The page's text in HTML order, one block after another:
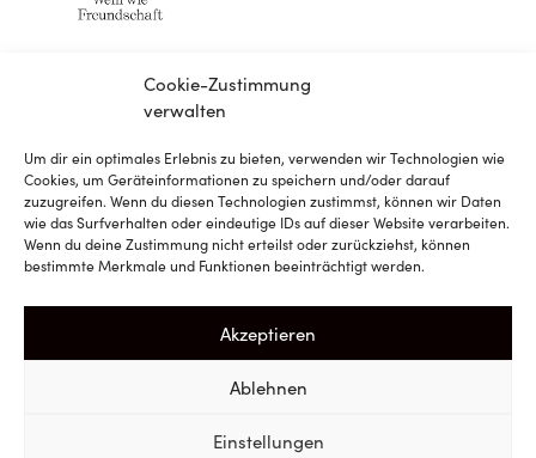
Cookie-Zustimmung
verwalten
Um dir ein optimales Erlebnis zu bieten, verwenden wir Technologien wie
Cookies, um Geräteinformationen zu speichern und/oder darauf
zuzugreifen. Wenn du diesen Technologien zustimmst, können wir Daten
wie das Surfverhalten oder eindeutige IDs auf dieser Website verarbeiten.
Wenn du deine Zustimmung nicht erteilst oder zurückziehst, können
bestimmte Merkmale und Funktionen beeinträchtigt werden.
Akzeptieren
Ablehnen
Einstellungen
Instagram
Facebook
Newsletter